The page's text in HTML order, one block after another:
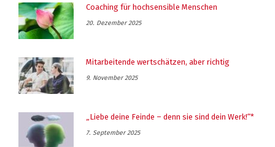
Coaching für hochsensible Menschen
20. Dezember 2025
Mitarbeitende wertschätzen, aber richtig
9. November 2025
„Liebe deine Feinde – denn sie sind dein Werk!“*
7. September 2025